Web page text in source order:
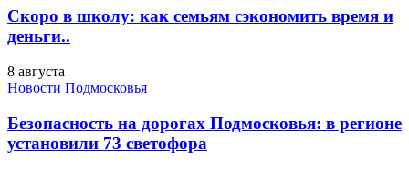
Скоро в школу: как семьям сэкономить время и
деньги..
8 августа
Новости Подмосковья
Безопасность на дорогах Подмосковья: в регионе
установили 73 светофора